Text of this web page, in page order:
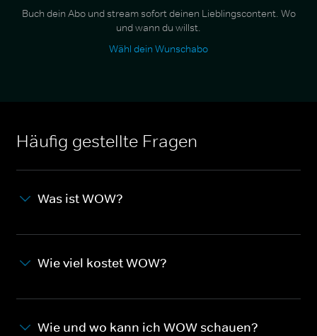
Buch dein Abo und stream sofort deinen Lieblingscontent. Wo
und wann du willst.
Wähl dein Wunschabo
Häufig gestellte Fragen
Was ist WOW?
Wie viel kostet WOW?
Wie und wo kann ich WOW schauen?